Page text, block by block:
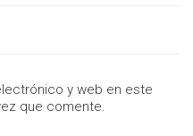
y web en este
que comente.